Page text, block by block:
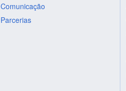
Comunicação
Parcerias